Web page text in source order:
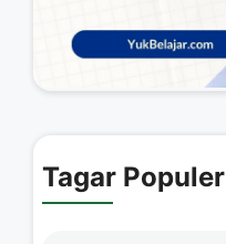
Tagar Populer